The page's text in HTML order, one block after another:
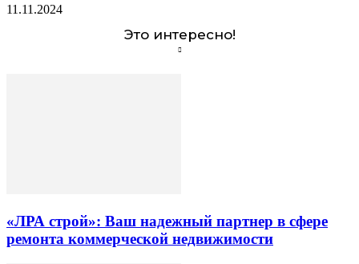
11.11.2024
Это интересно!
«ЛРА строй»: Ваш надежный партнер в сфере
ремонта коммерческой недвижимости